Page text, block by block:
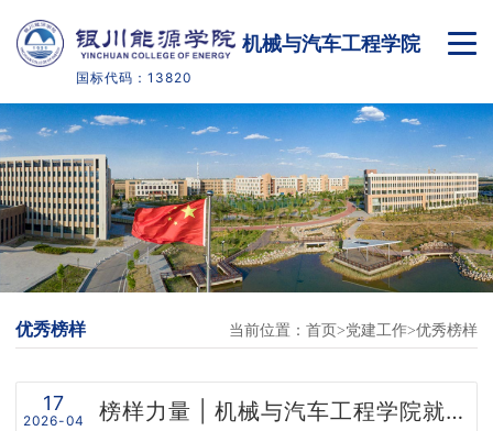
机械与汽车工程学院
国标代码：13820
学院概况
本科生教育
高职生教育
党建工作
实践创新
优秀榜样 当前位置： 首页 党建工作 优秀榜样
17
2026-04 榜样力量 | 机械与汽车工程学院就业明星事迹分享